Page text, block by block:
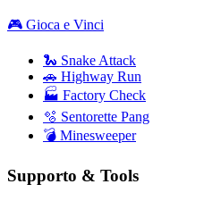
🎮 Gioca e Vinci
🐍 Snake Attack
🚗 Highway Run
🏭 Factory Check
🫧 Sentorette Pang
💣 Minesweeper
Supporto & Tools